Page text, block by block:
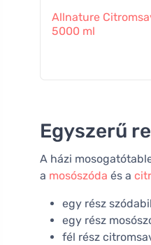
Allnature
5000 ml
Egyszerű
A házi
a mosószóda és a
egy rész
egy rész
fél rész